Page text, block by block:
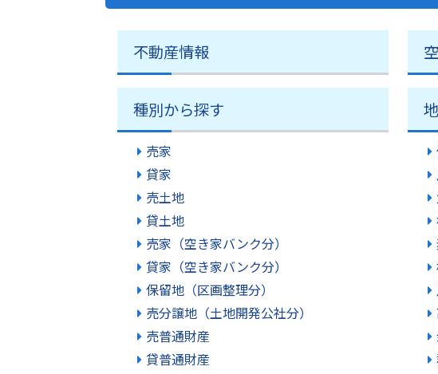
不動産情報
種別から探す
売家
貸家
売土地
貸土地
売家（空き家バンク分）
貸家（空き家バンク分）
保留地（区画整理分）
売分譲地（土地開発公社分）
売普通財産
貸普通財産